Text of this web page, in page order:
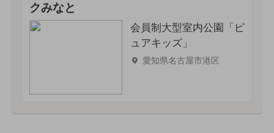
クみなと
会員制大型室内公園「ピ
ュアキッズ」
愛知県名古屋市港区